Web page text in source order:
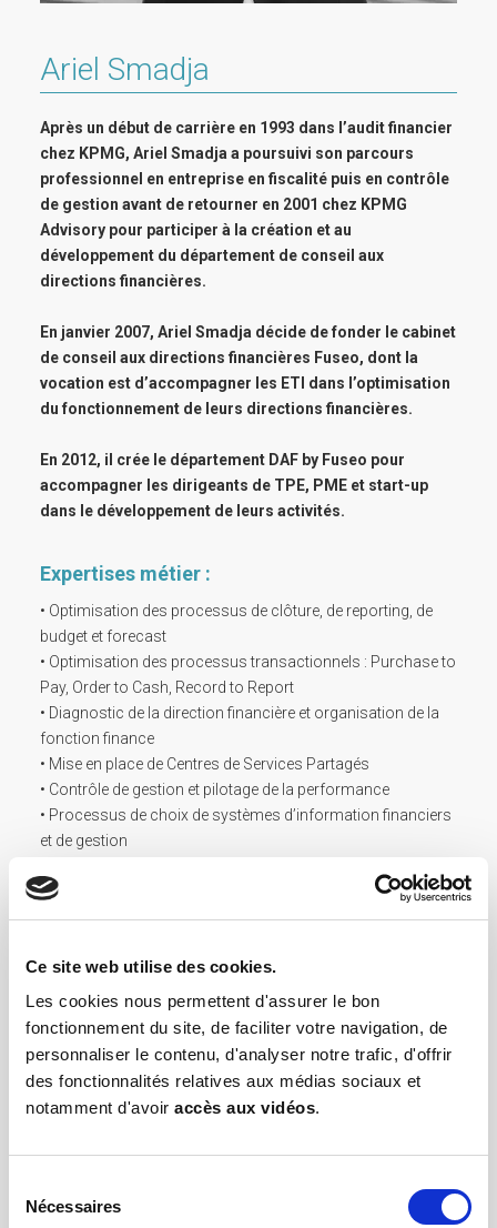
Ce site web utilise des cookies.
Les cookies nous permettent d'assurer le bon
fonctionnement du site, de faciliter votre navigation, de
personnaliser le contenu, d'analyser notre trafic, d'offrir
des fonctionnalités relatives aux médias sociaux et
notamment d'avoir accès aux vidéos.
Nécessaires
Ariel Smadja
Après un début de carrière en 1993 dans l’audit financier
chez KPMG, Ariel Smadja a poursuivi son parcours
professionnel en entreprise en fiscalité puis en contrôle
de gestion avant de retourner en 2001 chez KPMG
Advisory pour participer à la création et au
développement du département de conseil aux
directions financières.
En janvier 2007, Ariel Smadja décide de fonder le cabinet
de conseil aux directions financières Fuseo, dont la
vocation est d’accompagner les ETI dans l’optimisation
du fonctionnement de leurs directions financières.
En 2012, il crée le département DAF by Fuseo pour
accompagner les dirigeants de TPE, PME et start-up
dans le développement de leurs activités.
Expertises métier :
• Optimisation des processus de clôture, de reporting, de
budget et forecast
• Optimisation des processus transactionnels : Purchase to
Pay, Order to Cash, Record to Report
• Diagnostic de la direction financière et organisation de la
fonction finance
• Mise en place de Centres de Services Partagés
• Contrôle de gestion et pilotage de la performance
• Processus de choix de systèmes d’information financiers
et de gestion
Expériences sectorielles :
• Banque et private equity
• BTP, ingénierie civile, promotion immobilière
• Distribution, franchise, grande consommation, logistique
• Formation
• Loisirs et petite enfance